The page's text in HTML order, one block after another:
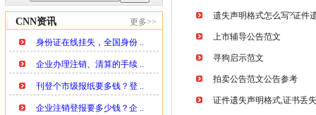
CNN资讯 更多>>
身份证在线挂失，全国身份 ..
企业办理注销、清算的手续 ..
刊登个市级报纸要多钱？登 ..
企业注销登报要多少钱？企 ..
遗失声明格式怎么写?证件
上市辅导公告范文
寻狗启示范文
拍卖公告范文公告参考
证件遗失声明格式,证书丢